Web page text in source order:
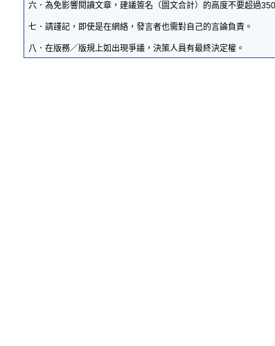
六．為免影響閱讀文章，建議簽名（圖文合計）的高度不要超過
七．請謹記，即使是在網絡，發言者也需對自己的言論負責。
八．在版務／版規上如出現爭議，決策人員有最終決定權。